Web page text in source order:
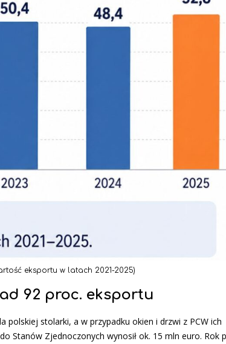
eksportu w latach 2021-2025)
92 proc. eksportu
polskiej stolarki, a w przypadku okien i drzwi z PCW ich
Stanów Zjednoczonych wynosił ok. 15 mln euro. Rok